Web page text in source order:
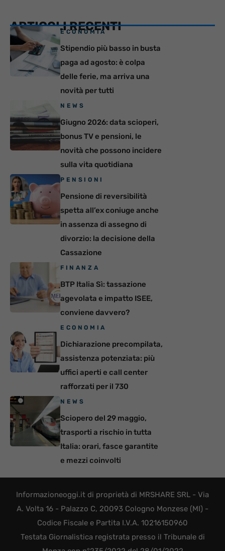
ARTICOLI RECENTI
ECONOMIA
Stipendio più basso in busta
paga ad agosto: è colpa
delle ferie, ma arriva una
novità per tutti
NEWS
Giugno 2026: data scioperi,
bonus TV e pensioni, le
novità che possono incidere
sulla vita quotidiana
PENSIONI
Pensione di reversibilità
spetta all’ex coniuge anche
in assenza di assegno di
divorzio: la decisione della
Cassazione
FINANZA
BTP Italia Sì: tassazione
agevolata e impatto ISEE,
conviene davvero?
ECONOMIA
Dichiarazione precompilata,
assistenza potenziata: più
uffici aperti e call center
rafforzati per il 730
NEWS
Sciopero del 29 maggio,
trasporti a rischio in tutta
Italia: orari, fasce garantite
e mezzi coinvolti
Informazioneoggi.it di proprietà di MRSHARE SRL - Via
A. Volta 16 - Palazzo C, 20093 Cologno Monzese (MI) -
Codice Fiscale e Partita I.V.A. 10216150960
Testata Giornalistica registrata presso il Tribunale di